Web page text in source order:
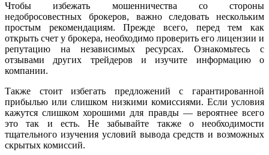
Чтобы избежать мошенничества со стороны
недобросовестных брокеров, важно следовать нескольким
простым рекомендациям. Прежде всего, перед тем как
открыть счет у брокера, необходимо проверить его лицензии и
репутацию на независимых ресурсах. Ознакомьтесь с
отзывами других трейдеров и изучите информацию о
компании.
Также стоит избегать предложений с гарантированной
прибылью или слишком низкими комиссиями. Если условия
кажутся слишком хорошими для правды — вероятнее всего
это так и есть. Не забывайте также о необходимости
тщательного изучения условий вывода средств и возможных
скрытых комиссий.